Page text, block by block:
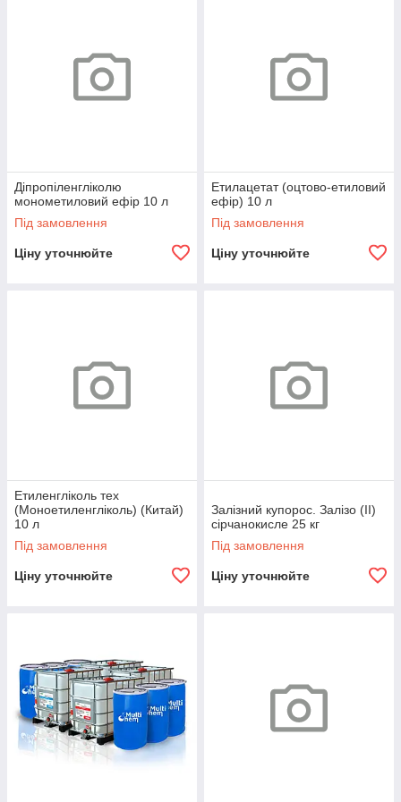
Діпропіленгліколю
монометиловий ефір 10 л
Під замовлення
Ціну уточнюйте
Етилацетат (оцтово-етиловий
ефір) 10 л
Під замовлення
Ціну уточнюйте
Етиленгліколь тех
(Моноетиленгліколь) (Китай)
10 л
Під замовлення
Ціну уточнюйте
Залізний купорос. Залізо (II)
сірчанокисле 25 кг
Під замовлення
Ціну уточнюйте